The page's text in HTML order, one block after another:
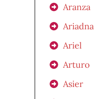
Aranza
Ariadna
Ariel
Arturo
Asier